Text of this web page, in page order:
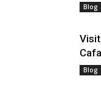
Blog
Blog